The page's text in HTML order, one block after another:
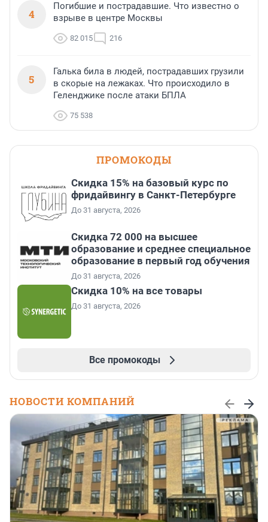
4
Погибшие и пострадавшие. Что известно о
взрыве в центре Москвы
82 015 216
5
Галька била в людей, пострадавших грузили
в скорые на лежаках. Что происходило в
Геленджике после атаки БПЛА
75 538
ПРОМОКОДЫ
Скидка 15% на базовый курс по
фридайвингу в Санкт-Петербурге
До 31 августа, 2026
Скидка 72 000 на высшее
образование и среднее специальное
образование в первый год обучения
До 31 августа, 2026
Скидка 10% на все товары
До 31 августа, 2026
Все промокоды
НОВОСТИ КОМПАНИЙ